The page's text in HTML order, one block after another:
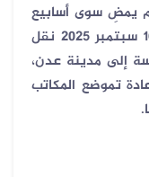
يمضِ سوى أسابيع
قليلة على إعلان الأمم المتحدة في 16 سبتمبر 2025 نقل
إلى مدينة عدن،
تموضع المكاتب
.